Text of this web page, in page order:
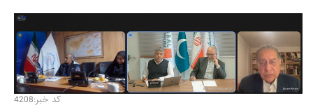
کد خبر:4208